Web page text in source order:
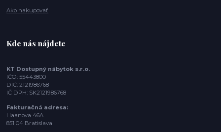
Ako nakupovať
Kde nás nájdete
KT Dostupný nábytok s.r.o.
IČO: 55443800
DIČ: 2121986768
IČ DPH: SK2121986768
Fakturačná adresa:
Haanova 46A
851 04 Bratislava